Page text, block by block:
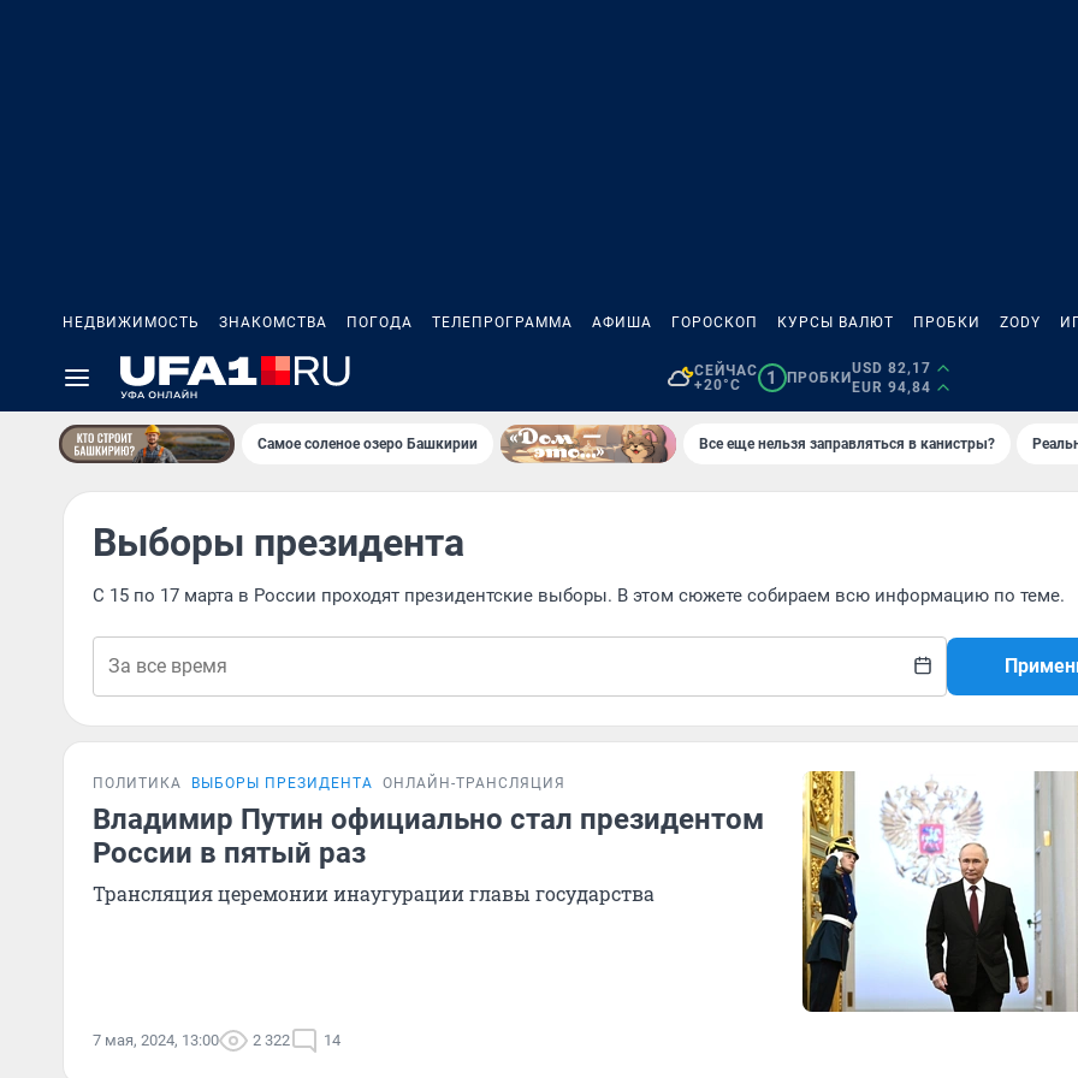
НЕДВИЖИМОСТЬ ЗНАКОМСТВА ПОГОДА ТЕЛЕПРОГРАММА АФИША ГОРОСКОП КУРСЫ ВАЛЮТ ПРОБКИ ZODY
СЕЙЧАС
+20°C
1 ПРОБКИ
USD 82,17
EUR 94,84
Самое соленое озеро Башкирии Все еще нельзя заправляться в канистры?
Выборы президента
С 15 по 17 марта в России проходят президентские выборы. В этом сюжете собираем всю информацию по теме.
ПОЛИТИКА ВЫБОРЫ ПРЕЗИДЕНТА ОНЛАЙН-ТРАНСЛЯЦИЯ
Владимир Путин официально стал президентом
России в пятый раз
Трансляция церемонии инаугурации главы государства
7 мая, 2024, 13:00 2 322 14